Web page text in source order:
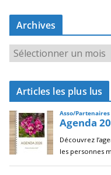
Archives
r
c
i
v
e
s
Articles les plus lus